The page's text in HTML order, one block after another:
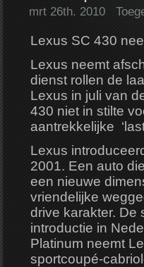
mrt 26th. 2010
Lexus SC 430
Lexus neemt
dienst rollen de
Lexus in juli van
430 niet in stilte
aantrekkelijke
Lexus
2001. Een auto
een nieuwe
vriendelijke
drive karakter. De
introductie in
Platinum neemt
sportcoupé-